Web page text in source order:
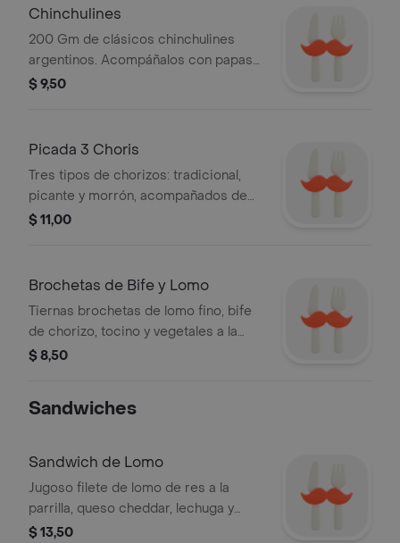
Chinchulines
200 Gm de clásicos chinchulines
argentinos. Acompáñalos con papas
fritas o nuestra famosa salsa pesto y
$ 9,50
Picada 3 Choris
Tres tipos de chorizos: tradicional,
picante y morrón, acompañados de
rodajas de pan.
$ 11,00
Brochetas de Bife y Lomo
Tiernas brochetas de lomo fino, bife
de chorizo, tocino y vegetales a la
parrilla, bañadas con chimichurri
$ 8,50
Sandwiches
Sandwich de Lomo
Jugoso filete de lomo de res a la
parrilla, queso cheddar, lechuga y
tomate, en pan baguette,
$ 13,50